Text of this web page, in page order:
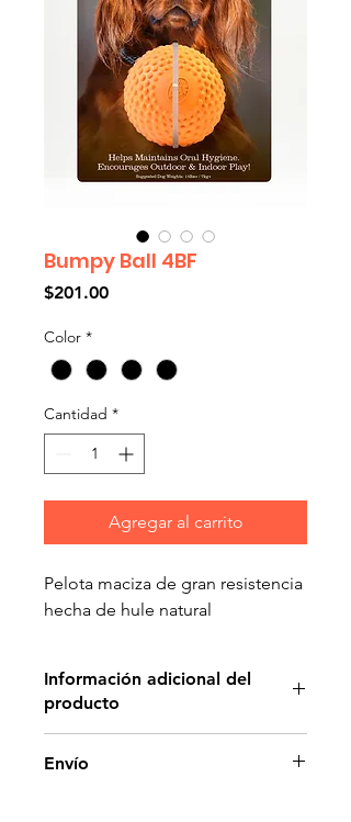
Bumpy Ball 4BF
$201.00Precio
Color *
Cantidad *
Agregar al carrito
Pelota maciza de gran resistencia
hecha de hule natural
Información adicional del
producto
agarre
Envío